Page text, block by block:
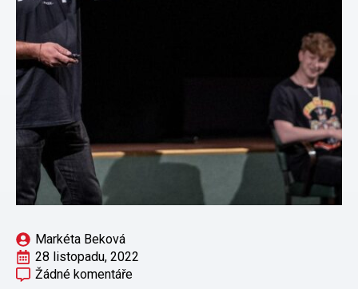
Markéta Beková
28 listopadu, 2022
Žádné komentáře